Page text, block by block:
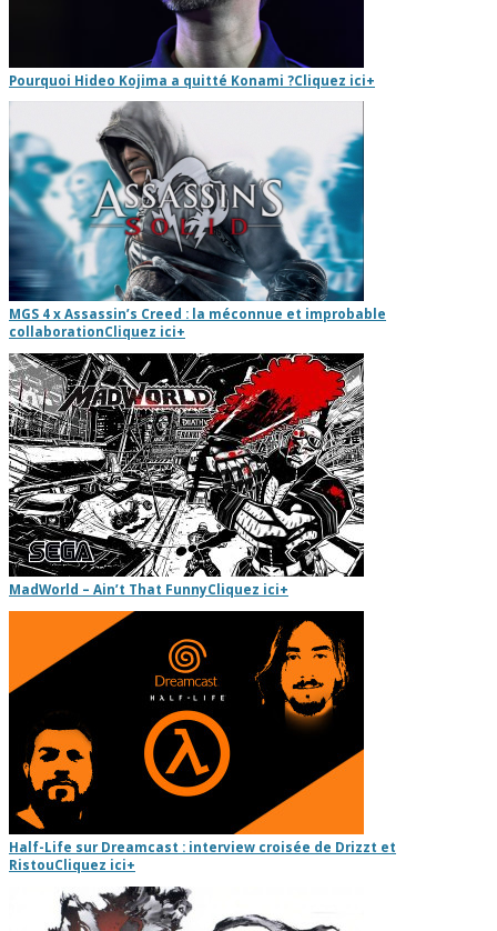
Pourquoi Hideo Kojima a quitté Konami ?Cliquez ici+
MGS 4 x Assassin’s Creed : la méconnue et improbable
collaborationCliquez ici+
MadWorld – Ain’t That FunnyCliquez ici+
Half-Life sur Dreamcast : interview croisée de Drizzt et
RistouCliquez ici+